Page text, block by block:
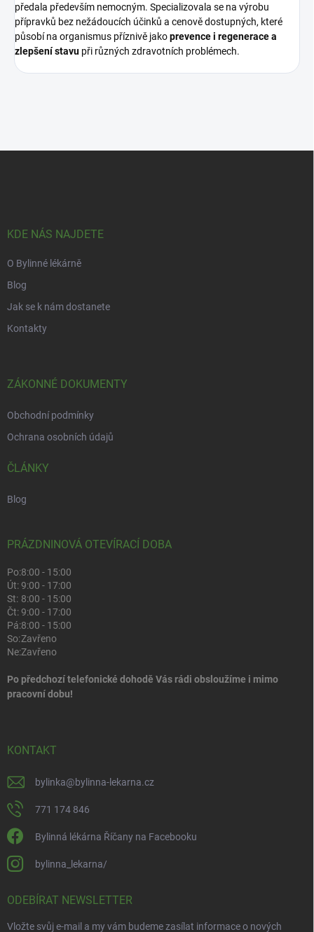
předala především nemocným. Specializovala se na výrobu
přípravků bez nežádoucích účinků a cenově dostupných, které
působí na organismus příznivě jakoprevence i regenerace a
zlepšení stavu při různých zdravotních problémech.
KDE NÁS NAJDETE
O Bylinné lékárně
Blog
Jak se k nám dostanete
Kontakty
ZÁKONNÉ DOKUMENTY
Obchodní podmínky
Ochrana osobních údajů
ČLÁNKY
Blog
PRÁZDNINOVÁ OTEVÍRACÍ DOBA
Po:8:00 - 15:00
Út:9:00 - 17:00
St: 8:00 - 15:00
Čt:9:00 - 17:00
Pá:8:00 - 15:00
So:Zavřeno
Ne:Zavřeno
Po předchozí telefonické dohodě Vás rádi obsloužíme i mimo
pracovní dobu!
KONTAKT
bylinka@bylinna-lekarna.cz
771 174 846
Bylinná lékárna Říčany na Facebooku
bylinna_lekarna/
ODEBÍRAT NEWSLETTER
Vložte svůj e-mail a my vám budeme zasílat informace o nových